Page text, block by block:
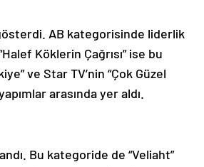
AB kategorisinde liderlik
Köklerin Çağrısı” ise bu
ve Star TV’nin “Çok Güzel
arasında yer aldı.
Bu kategoride de “Veliaht”